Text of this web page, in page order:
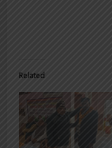
Related